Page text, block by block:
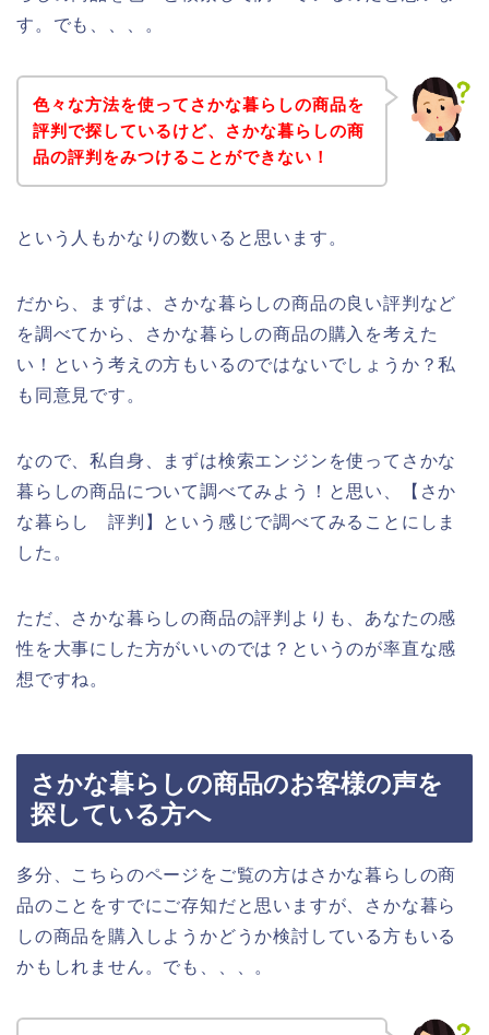
す。でも、、、。
色々な方法を使ってさかな暮らしの商品を
評判で探しているけど、さかな暮らしの商
品の評判をみつけることができない！
という人もかなりの数いると思います。
だから、まずは、さかな暮らしの商品の良い評判など
を調べてから、さかな暮らしの商品の購入を考えた
い！という考えの方もいるのではないでしょうか？私
も同意見です。
なので、私自身、まずは検索エンジンを使ってさかな
暮らしの商品について調べてみよう！と思い、【さか
な暮らし 評判】という感じで調べてみることにしま
した。
ただ、さかな暮らしの商品の評判よりも、あなたの感
性を大事にした方がいいのでは？というのが率直な感
想ですね。
さかな暮らしの商品のお客様の声を
探している方へ
多分、こちらのページをご覧の方はさかな暮らしの商
品のことをすでにご存知だと思いますが、さかな暮ら
しの商品を購入しようかどうか検討している方もいる
かもしれません。でも、、、。